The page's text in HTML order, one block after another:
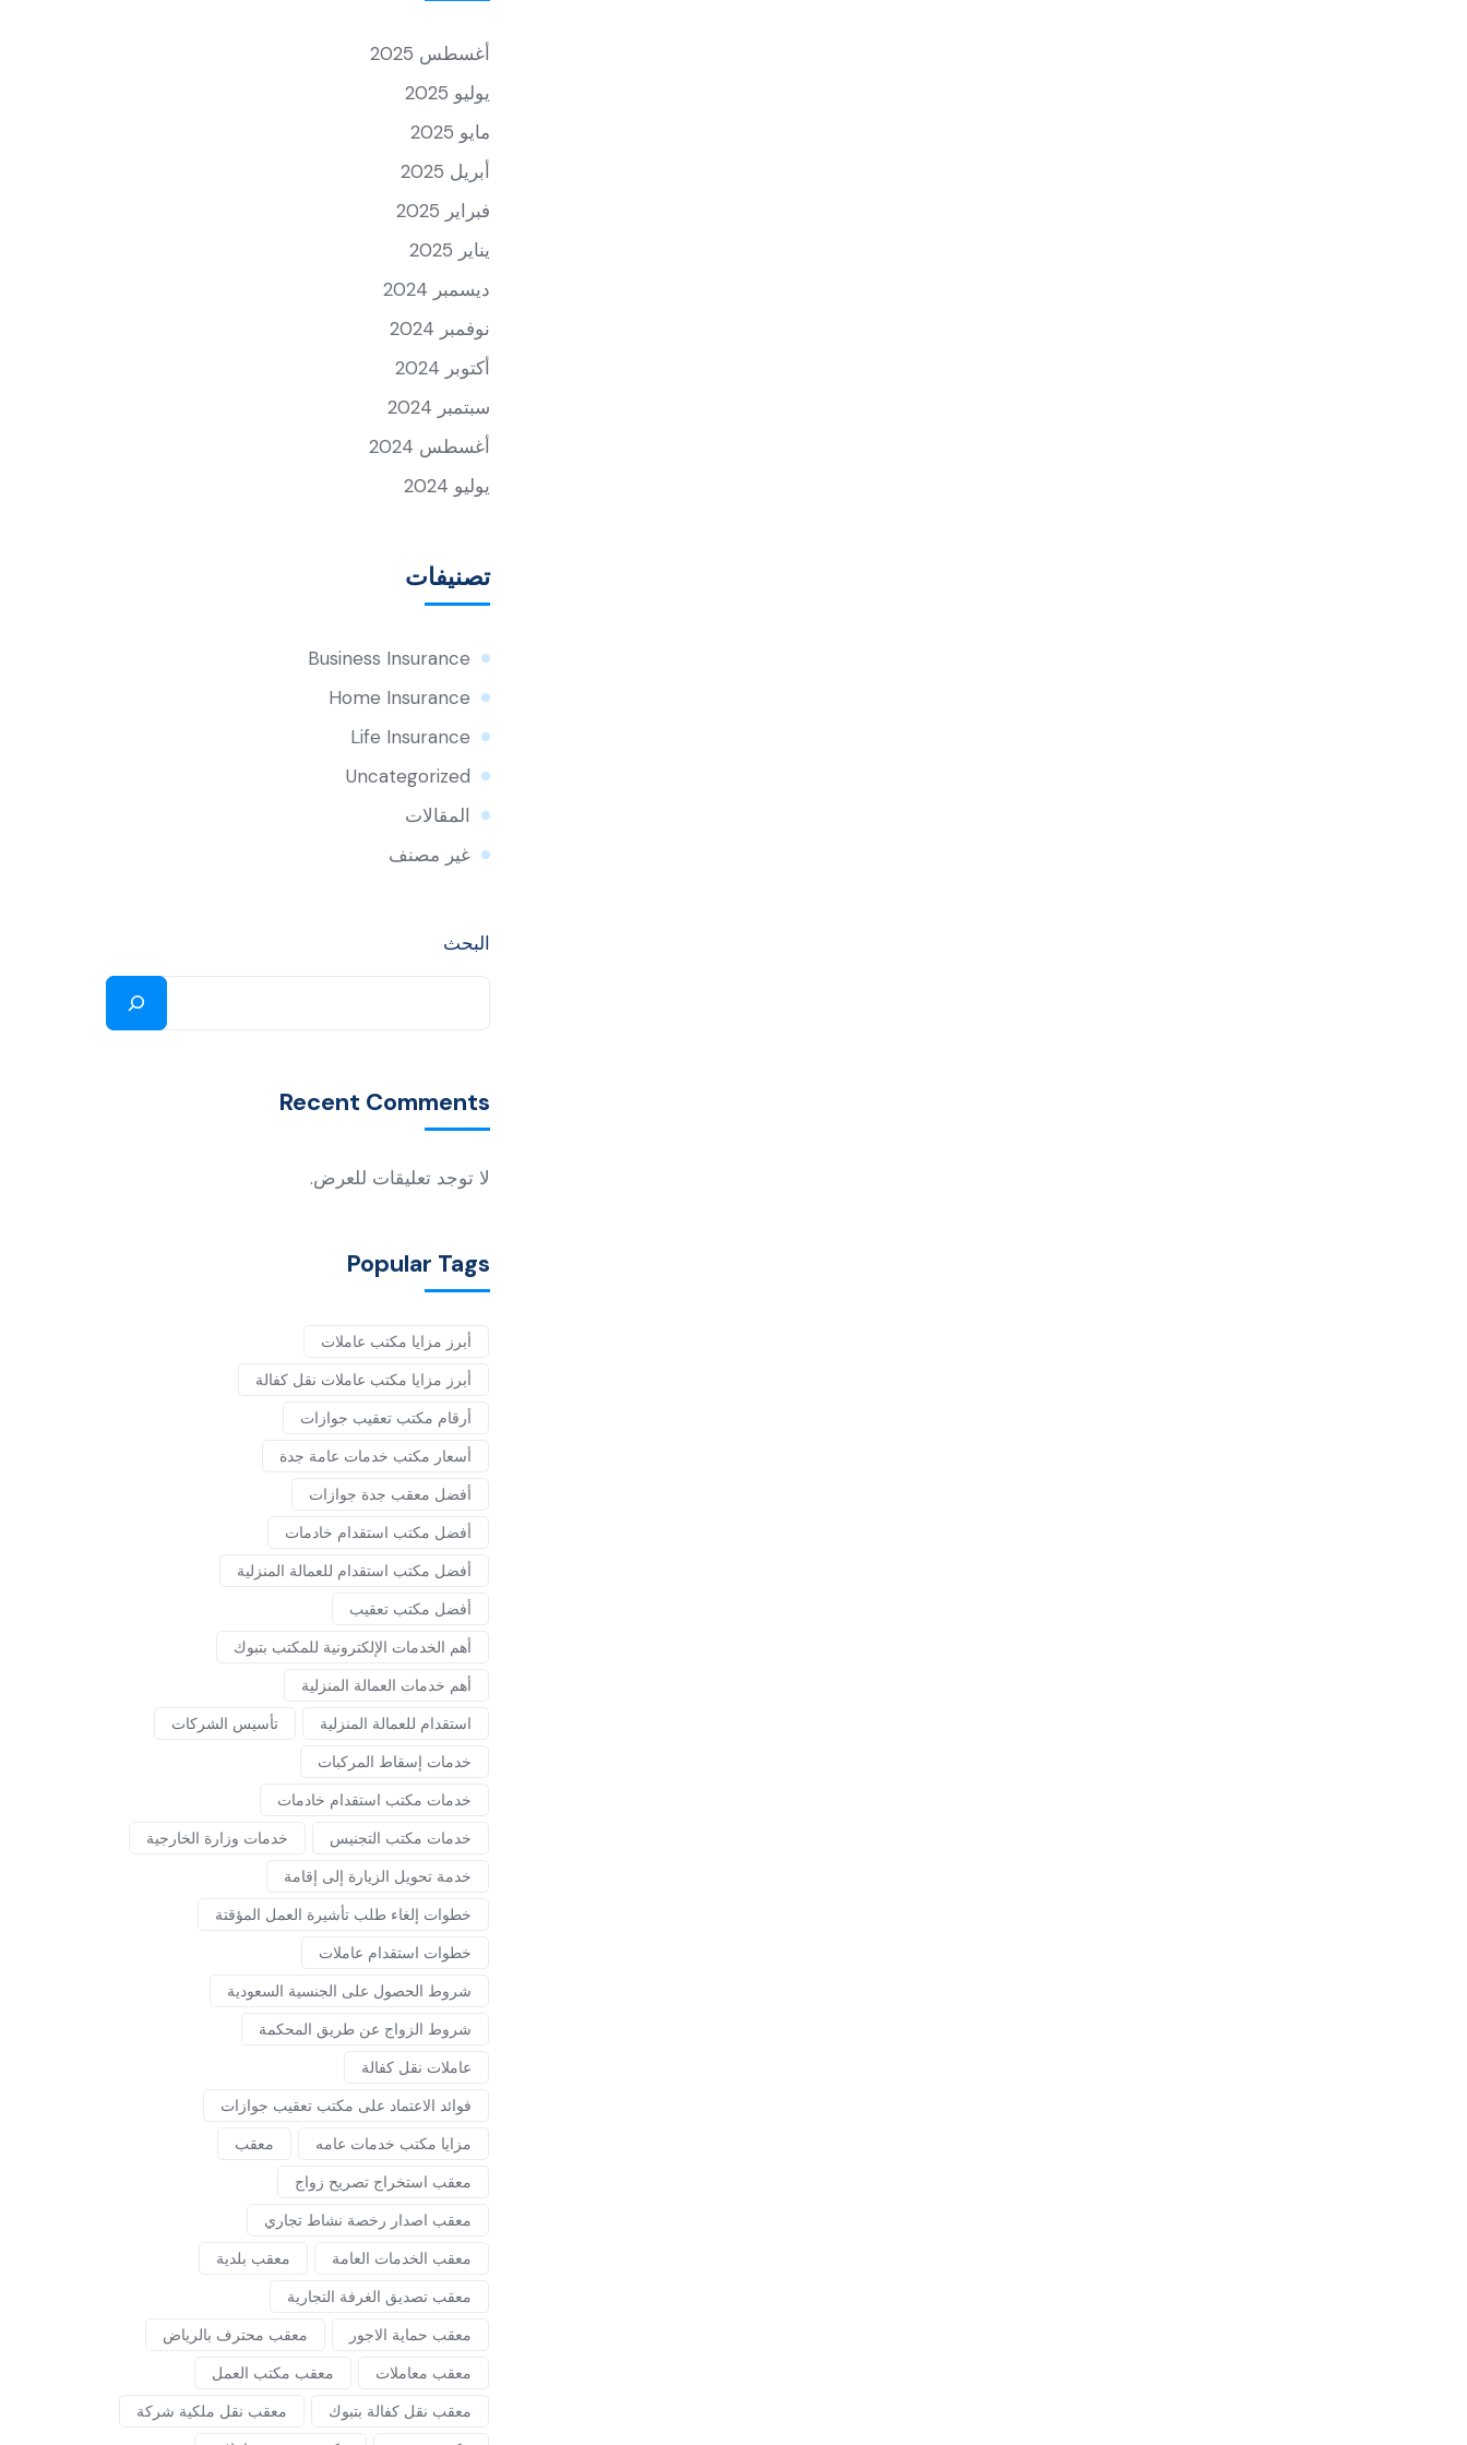
أغسطس 2025
يوليو 2025
مايو 2025
أبريل 2025
فبراير 2025
يناير 2025
ديسمبر 2024
نوفمبر 2024
أكتوبر 2024
سبتمبر 2024
أغسطس 2024
يوليو 2024
تصنيفات
Business Insurance
Home Insurance
Life Insurance
Uncategorized
المقالات
غير مصنف
البحث
Recent Comments
لا توجد تعليقات للعرض.
Popular Tags
أبرز مزايا مكتب عاملات
أبرز مزايا مكتب عاملات نقل كفالة
أرقام مكتب تعقيب جوازات
أسعار مكتب خدمات عامة جدة
أفضل معقب جدة جوازات
أفضل مكتب استقدام خادمات
أفضل مكتب استقدام للعمالة المنزلية
أفضل مكتب تعقيب
أهم الخدمات الإلكترونية للمكتب بتبوك
أهم خدمات العمالة المنزلية
استقدام للعمالة المنزلية
تأسيس الشركات
خدمات إسقاط المركبات
خدمات مكتب استقدام خادمات
خدمات مكتب التجنيس
خدمات وزارة الخارجية
خدمة تحويل الزيارة إلى إقامة
خطوات إلغاء طلب تأشيرة العمل المؤقتة
خطوات استقدام عاملات
شروط الحصول على الجنسية السعودية
شروط الزواج عن طريق المحكمة
عاملات نقل كفالة
فوائد الاعتماد على مكتب تعقيب جوازات
مزايا مكتب خدمات عامه
معقب
معقب استخراج تصريح زواج
معقب اصدار رخصة نشاط تجاري
معقب الخدمات العامة
معقب بلدية
معقب تصديق الغرفة التجارية
معقب حماية الاجور
معقب محترف بالرياض
معقب معاملات
معقب مكتب العمل
معقب نقل كفالة بتبوك
معقب نقل ملكية شركة